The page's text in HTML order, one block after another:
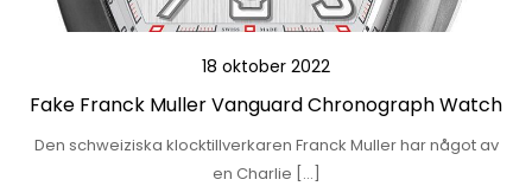
18 oktober 2022
Fake Franck Muller Vanguard Chronograph Watch
Den schweiziska klocktillverkaren Franck Muller har något av
en Charlie […]